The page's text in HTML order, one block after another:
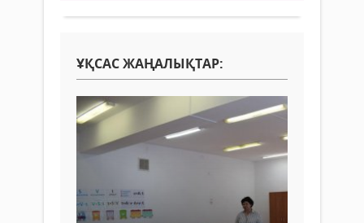
ҰҚСАС ЖАҢАЛЫҚТАР: